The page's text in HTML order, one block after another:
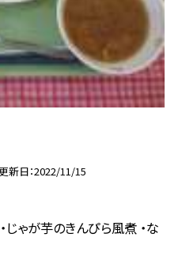
新日 2022/11/15
じゃが芋のきんぴら風煮 ・な